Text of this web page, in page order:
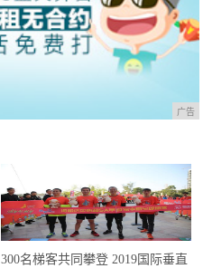
广告
300名梯客共同攀登 2019国际垂直